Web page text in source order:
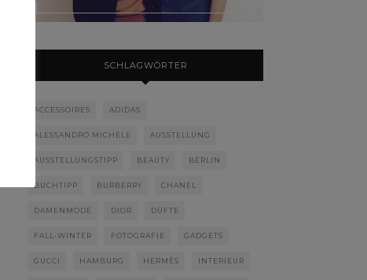
SCHLAGWÖRTER
ACCESSOIRES ADIDAS
ALESSANDRO MICHELE AUSSTELLUNG
AUSSTELLUNGSTIPP BEAUTY BERLIN
BUCHTIPP BURBERRY CHANEL
DAMENMODE DIOR DÜFTE
FALL-WINTER FOTOGRAFIE GADGETS
GUCCI HAMBURG HERMÈS INTERIEUR